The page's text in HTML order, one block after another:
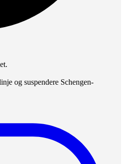
og suspendere Schengen-